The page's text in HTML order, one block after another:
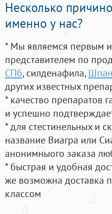
Несколько
именно у нас?
* Мы являемся первым
представителем по
СПб, силденафила,
других известных
* качество препаратов
и успешно
* для стестинельных и
название Виагра или
анонимныого заказа
* быстрая и удобная
же возможна доставка
классом